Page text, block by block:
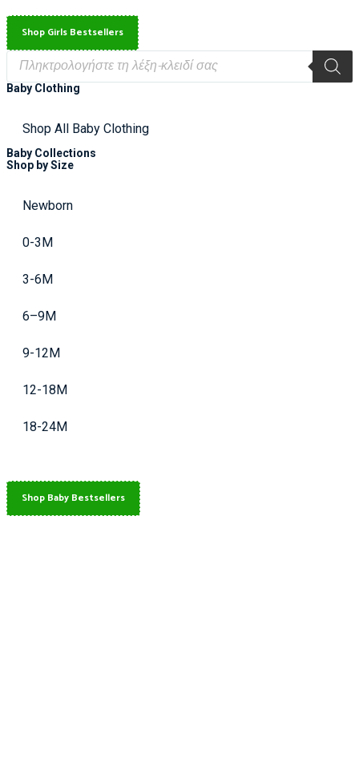
Shop Girls Bestsellers
Baby Clothing
Shop All Baby Clothing
Baby Collections
Shop by Size
Newborn
0-3M
3-6M
6–9M
9-12M
12-18M
18-24M
Shop Baby Bestsellers